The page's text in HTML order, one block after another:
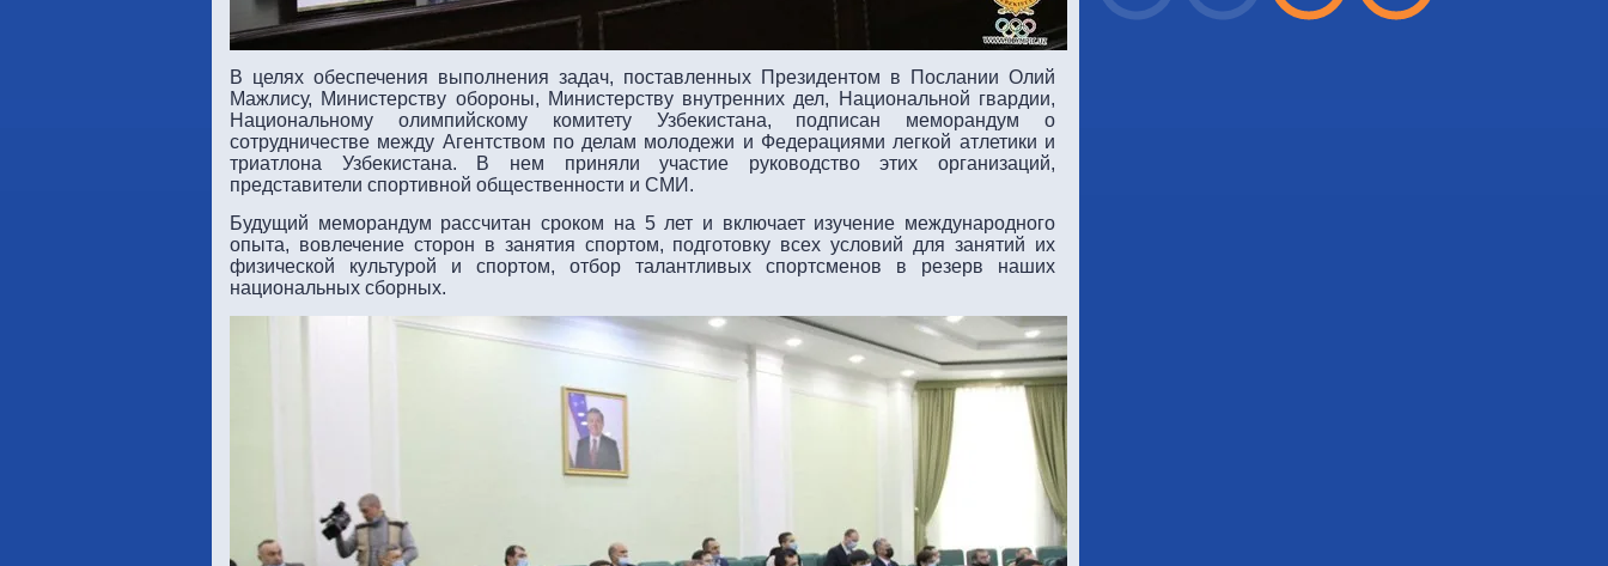
В целях обеспечения выполнения задач, поставленных Президентом в Послании Олий
Мажлису, Министерству обороны, Министерству внутренних дел, Национальной гвардии,
Национальному олимпийскому комитету Узбекистана, подписан меморандум о
сотрудничестве между Агентством по делам молодежи и Федерациями легкой атлетики и
триатлона Узбекистана. В нем приняли участие руководство этих организаций,
представители спортивной общественности и СМИ.
Будущий меморандум рассчитан сроком на 5 лет и включает изучение международного
опыта, вовлечение сторон в занятия спортом, подготовку всех условий для занятий их
физической культурой и спортом, отбор талантливых спортсменов в резерв наших
национальных сборных.